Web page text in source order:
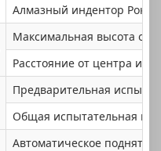
Алмазный индентор
Максимальная высота
Расстояние от центра
Предварительная
Общая испытательная
Автоматическое